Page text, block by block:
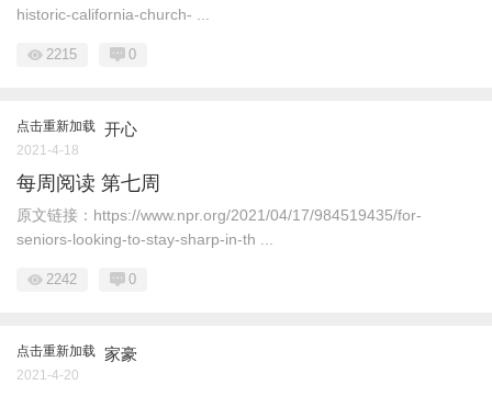
historic-california-church- ...
2215 0
点击重新加载 开心
2021-4-18
每周阅读 第七周
原文链接：https://www.npr.org/2021/04/17/984519435/for-
seniors-looking-to-stay-sharp-in-th ...
2242 0
点击重新加载 家豪
2021-4-20